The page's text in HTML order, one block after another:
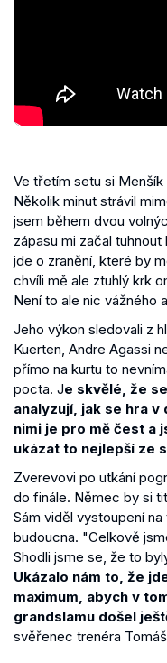
Ve třetím setu si
Několik minut strávil
jsem během dvou
zápasu mi začal
jde o zranění, které by
chvíli mě ale ztuhlý krk
Není to ale nic vážného
Jeho výkon sledovali z
Kuerten, Andre Agassi
přímo na kurtu to
pocta. Je skvělé, že
analyzují, jak se hra v
nimi je pro mě čest a
ukázat to nejlepší ze
Zverevovi po utkání
do finále. Němec by si
Sám viděl vystoupení
budoucna. "Celkově
Shodli jsme se, že to
Ukázalo nám to, že
maximum, abych v
grandslamu došel
svěřenec trenéra